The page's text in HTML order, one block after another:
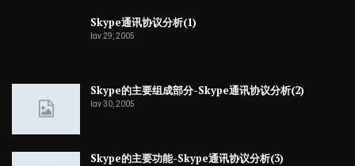
Skype通讯协议分析(1)
Ιαν 29, 2005
Skype的主要组成部分-Skype通讯协议分析(2)
Ιαν 30, 2005
Skype的主要功能-Skype通讯协议分析(3)